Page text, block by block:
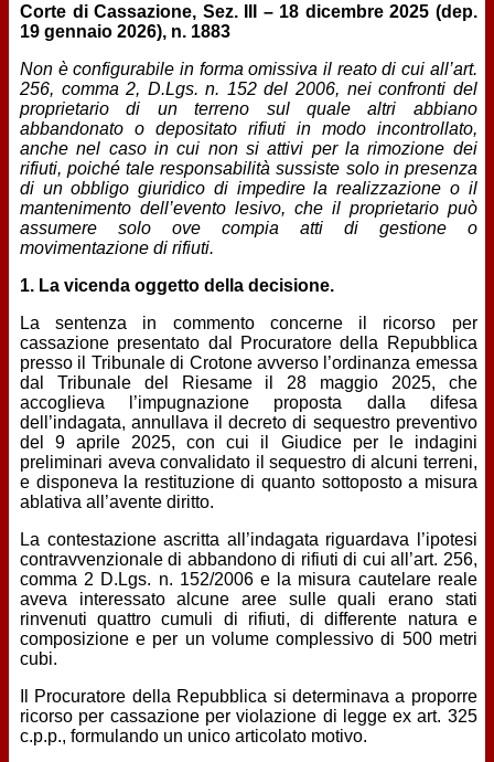
Corte di Cassazione, Sez. III – 18 dicembre 2025 (dep.
19 gennaio 2026), n. 1883
Non è configurabile in forma omissiva il reato di cui all’art.
256, comma 2, D.Lgs. n. 152 del 2006, nei confronti del
proprietario di un terreno sul quale altri abbiano
abbandonato o depositato rifiuti in modo incontrollato,
anche nel caso in cui non si attivi per la rimozione dei
rifiuti, poiché tale responsabilità sussiste solo in presenza
di un obbligo giuridico di impedire la realizzazione o il
mantenimento dell’evento lesivo, che il proprietario può
assumere solo ove compia atti di gestione o
movimentazione di rifiuti.
1. La vicenda oggetto della decisione.
La sentenza in commento concerne il ricorso per
cassazione presentato dal Procuratore della Repubblica
presso il Tribunale di Crotone avverso l’ordinanza emessa
dal Tribunale del Riesame il 28 maggio 2025, che
accoglieva l’impugnazione proposta dalla difesa
dell’indagata, annullava il decreto di sequestro preventivo
del 9 aprile 2025, con cui il Giudice per le indagini
preliminari aveva convalidato il sequestro di alcuni terreni,
e disponeva la restituzione di quanto sottoposto a misura
ablativa all’avente diritto.
La contestazione ascritta all’indagata riguardava l’ipotesi
contravvenzionale di abbandono di rifiuti di cui all’art. 256,
comma 2 D.Lgs. n. 152/2006 e la misura cautelare reale
aveva interessato alcune aree sulle quali erano stati
rinvenuti quattro cumuli di rifiuti, di differente natura e
composizione e per un volume complessivo di 500 metri
cubi.
Il Procuratore della Repubblica si determinava a proporre
ricorso per cassazione per violazione di legge ex art. 325
c.p.p., formulando un unico articolato motivo.